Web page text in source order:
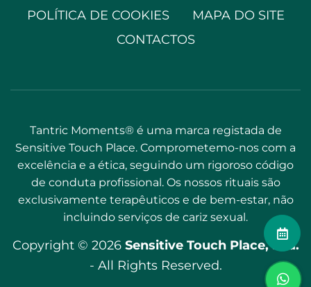
POLÍTICA DE COOKIES
MAPA DO SITE
CONTACTOS
Tantric Moments® é uma marca registada de
Sensitive Touch Place. Comprometemo-nos com a
excelência e a ética, seguindo um rigoroso código
de conduta profissional. Os nossos rituais são
exclusivamente terapêuticos e de bem-estar, não
incluindo serviços de cariz sexual.
Copyright © 2026 Sensitive Touch Place, Lda.
- All Rights Reserved.